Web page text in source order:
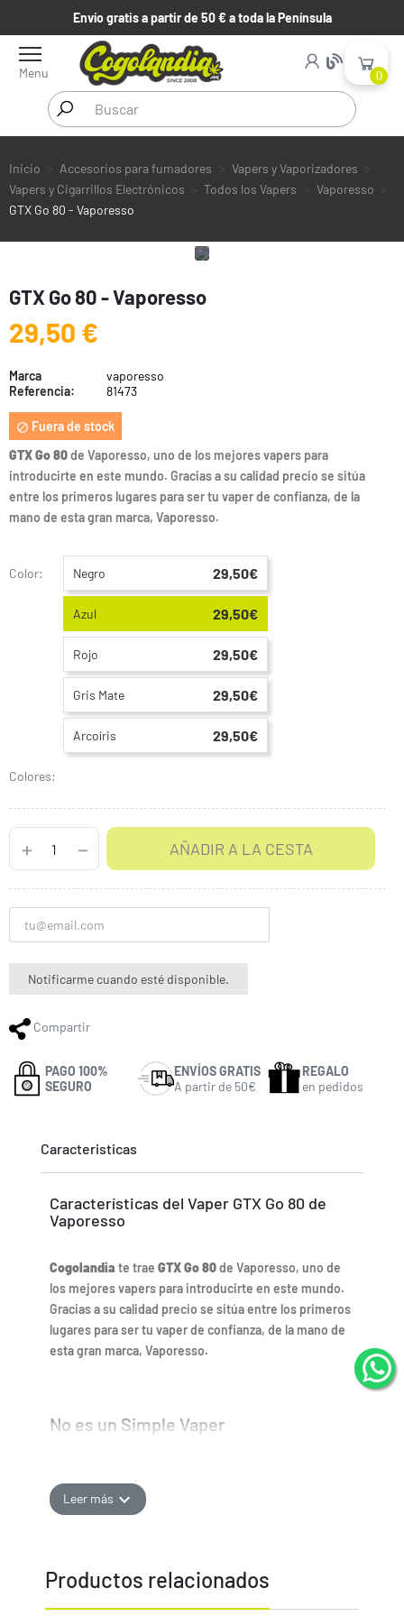
Envío gratis a partir de 50 € a toda la Península
Menu 0
Inicio Accesorios para fumadores
Vapers y Vaporizadores
Vapers y Cigarrillos Electrónicos
Todos los Vapers
Vaporesso
GTX Go 80 - Vaporesso
GTX Go 80 - Vaporesso
29,50 €
Marca
vaporesso
Referencia:
81473
 Fuera de stock
GTX Go 80de Vaporesso, uno de los mejores vapers para
introducirte en este mundo. Gracias a su calidad precio se sitúa
entre los primeros lugares para ser tu vaper de confianza, de la
mano de esta gran marca, Vaporesso.
Color: Negro 29,50€
Azul 29,50€
Rojo 29,50€
Gris Mate 29,50€
Arcoíris 29,50€
Colores:
AÑADIR A LA CESTA
Notificarme cuando esté disponible.
Compartir
PAGO 100%
SEGURO
ENVÍOS GRATIS
A partir de 50€
REGALO
en pedidos
Caracteristicas
Características del Vaper GTX Go 80 de
Vaporesso
Cogolandia te trae GTX Go 80de Vaporesso, uno de
los mejores vapers para introducirte en este mundo.
Gracias a su calidad precio se sitúa entre los primeros
lugares para ser tu vaper de confianza, de la mano de
esta gran marca, Vaporesso.
No es un Simple Vaper
ya de entrada por su potencia de 80 W de salida, junto
con su batería interna de 3000 mAh que tendrá una
vaporesso como el sistema SSS Anti Fugas que evita
Leer más expand_more
Productos relacionados